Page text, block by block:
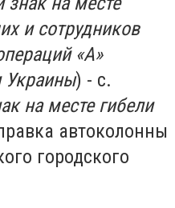
и сотрудников
«А»
Украины) - с.
на месте гибели
автоколонны
городского